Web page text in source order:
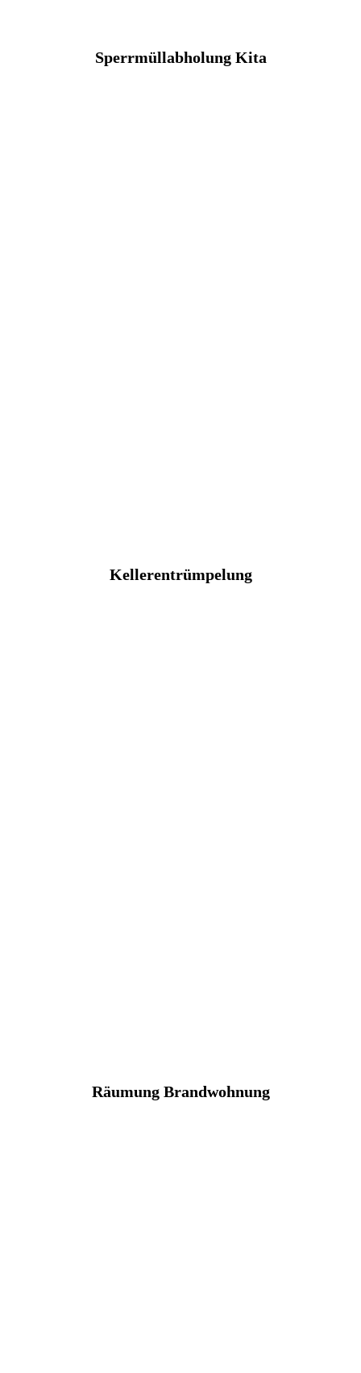
Sperrmüllabholung Kita
Kellerentrümpelung
Räumung Brandwohnung